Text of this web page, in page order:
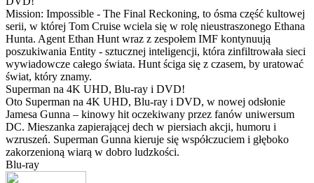
Mission: Impossible - The Final Reckoning, to ósma część kultowej
serii, w której Tom Cruise wciela się w rolę nieustraszonego Ethana
Hunta. Agent Ethan Hunt wraz z zespołem IMF kontynuują
poszukiwania Entity - sztucznej inteligencji, która zinfiltrowała sieci
wywiadowcze całego świata. Hunt ściga się z czasem, by uratować
świat, który znamy.
Superman na 4K UHD, Blu-ray i DVD!
Oto Superman na 4K UHD, Blu-ray i DVD, w nowej odsłonie
Jamesa Gunna – kinowy hit oczekiwany przez fanów uniwersum
DC. Mieszanka zapierającej dech w piersiach akcji, humoru i
wzruszeń. Superman Gunna kieruje się współczuciem i głęboko
zakorzenioną wiarą w dobro ludzkości.
Blu-ray